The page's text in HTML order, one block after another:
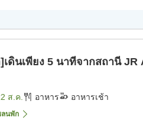
เดินเพียง 5 นาทีจากสถานี
ส.ค. อาหาร อาหารเช้า
ลนพัก